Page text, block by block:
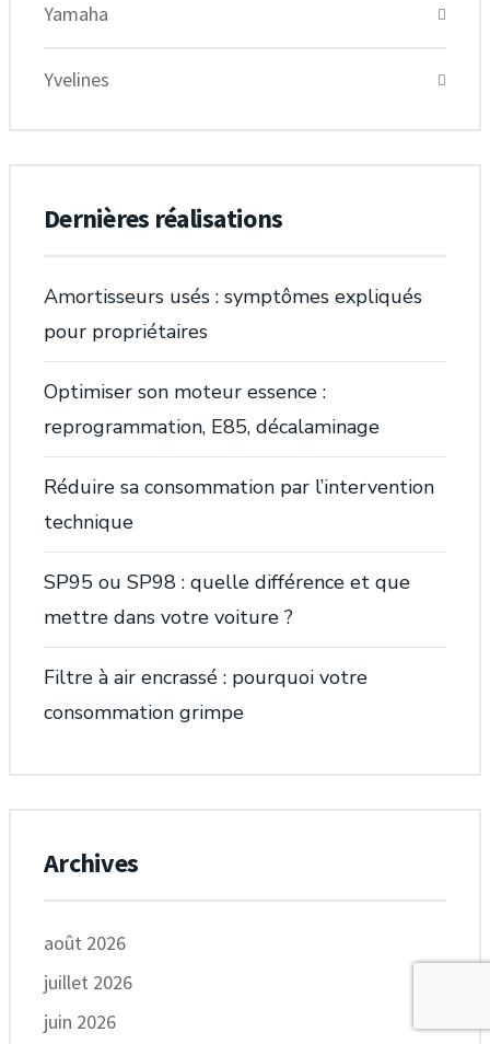
Yamaha
Yvelines
Dernières réalisations
Amortisseurs usés : symptômes expliqués
pour propriétaires
Optimiser son moteur essence :
reprogrammation, E85, décalaminage
Réduire sa consommation par l’intervention
technique
SP95 ou SP98 : quelle différence et que
mettre dans votre voiture ?
Filtre à air encrassé : pourquoi votre
consommation grimpe
Archives
août 2026
juillet 2026
juin 2026